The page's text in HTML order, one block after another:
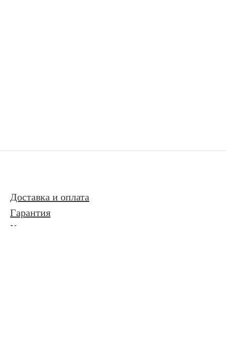
Доставка и оплата
Гарантия
Контакты